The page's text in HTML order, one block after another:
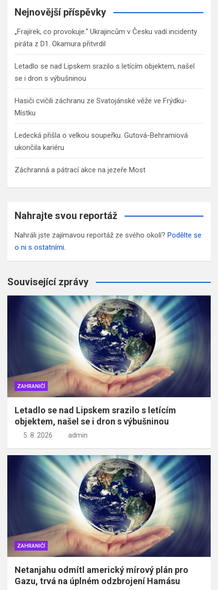
c
Nejnovější příspěvky
„Frajírek, co provokuje.“ Ukrajincům v Česku vadí incidenty
piráta z D1. Okamura přitvrdil
Letadlo se nad Lipskem srazilo s letícím objektem, našel
se i dron s výbušninou
Hasiči cvičili záchranu ze Svatojánské věže ve Frýdku-
Místku
Ledecká přišla o velkou soupeřku. Gutová-Behramiová
ukončila kariéru
Záchranná a pátrací akce na jezeře Most
Nahrajte svou reportáž
Nahráli jste zajímavou reportáž ze svého okolí? Podělte se
o ni s ostatními.
Související zprávy
ZAHRANIČÍ
Letadlo se nad Lipskem srazilo s letícím
objektem, našel se i dron s výbušninou
5. 8. 2026 admin
ZAHRANIČÍ
Netanjahu odmítl americký mírový plán pro
Gazu, trvá na úplném odzbrojení Hamásu